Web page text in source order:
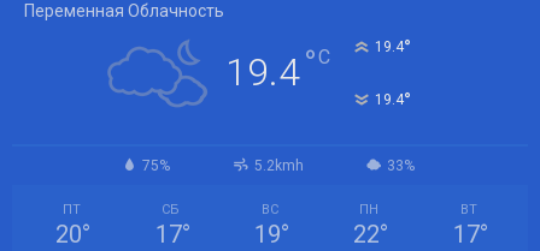
Переменная Облачность
19.4°C 19.4°
19.4°
75% 5.2kmh 33%
ПТ
20°
СБ
17°
ВС
19°
ПН
22°
ВТ
17°